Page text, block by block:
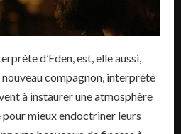
d’Eden, est, elle aussi,
compagnon, interprété
à instaurer une atmosphère
mieux endoctriner leurs